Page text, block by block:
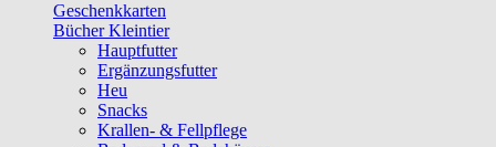
Geschenkkarten
Bücher Kleintier
Hauptfutter
Ergänzungsfutter
Heu
Snacks
Krallen- & Fellpflege